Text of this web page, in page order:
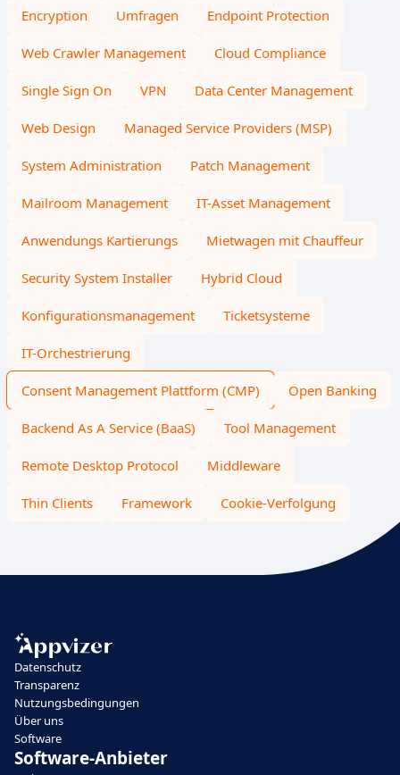
Encryption Umfragen Endpoint Protection
Web Crawler Management Cloud Compliance
Single Sign On VPN Data Center Management
Web Design Managed Service Providers (MSP)
System Administration Patch Management
Mailroom Management IT-Asset Management
Anwendungs Kartierungs Mietwagen mit Chauffeur
Security System Installer Hybrid Cloud
Konfigurationsmanagement Ticketsysteme
IT-Orchestrierung
Consent Management Plattform (CMP) Open Banking
Backend As A Service (BaaS) Tool Management
Remote Desktop Protocol Middleware
Thin Clients Framework Cookie-Verfolgung
Datenschutz
Transparenz
Nutzungsbedingungen
Über uns
Software
Software-Anbieter